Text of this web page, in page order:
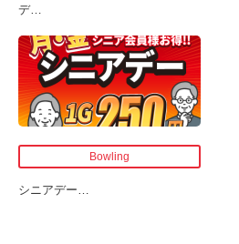
デ…
Bowling
シニアデー